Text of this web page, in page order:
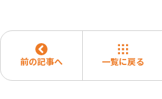
前の記事へ 一覧に戻る